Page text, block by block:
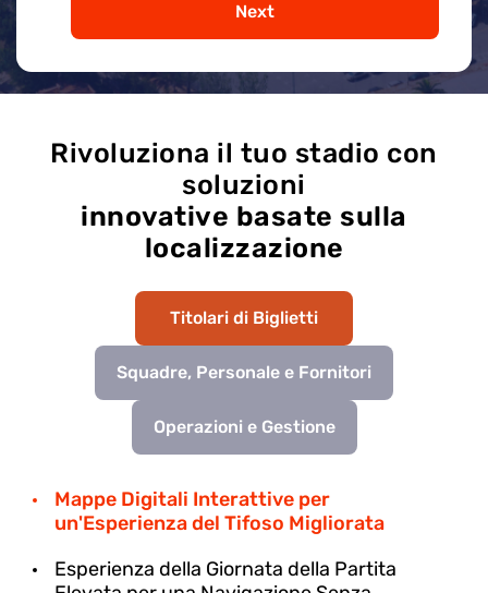
Next
Rivoluziona il tuo stadio con
soluzioni
innovative basate sulla
localizzazione
Titolari di Biglietti
Squadre, Personale e Fornitori
Operazioni e Gestione
Mappe Digitali Interattive per
un'Esperienza del Tifoso Migliorata
Esperienza della Giornata della Partita